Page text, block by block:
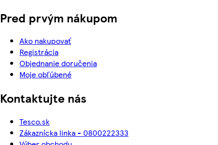
Pred prvým nákupom
Ako nakupovať
Registrácia
Objednanie doručenia
Moje obľúbené
Kontaktujte nás
Tesco.sk
Zákaznícka linka - 0800222333